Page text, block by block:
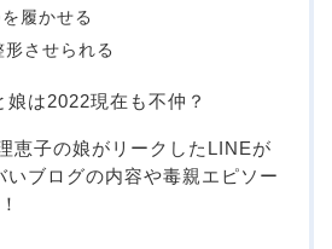
履かせる
させられる
娘は2022現在も不仲？
恵子の娘がリークしたLINEが
いブログの内容や毒親エピソー